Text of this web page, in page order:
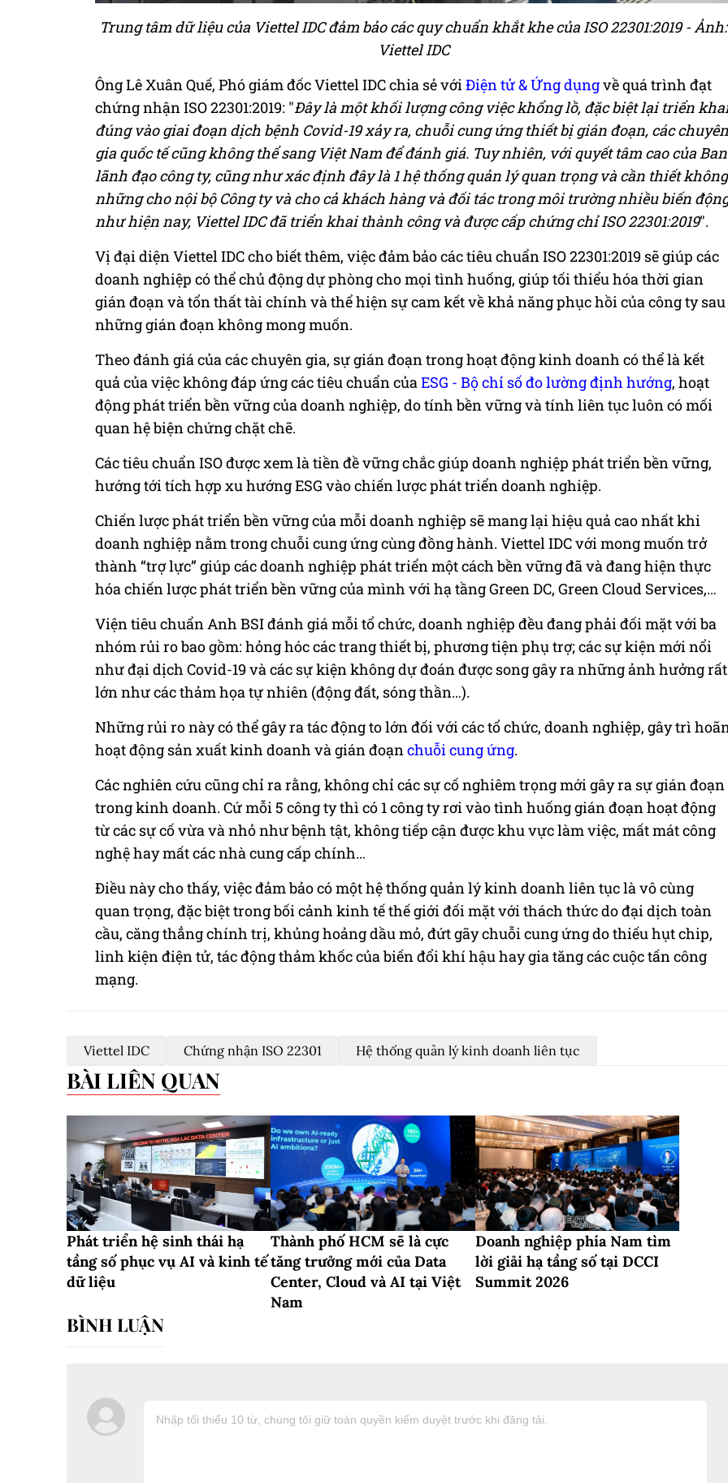
Trung tâm dữ liệu của Viettel IDC đảm bảo các quy chuẩn khắt khe của ISO 22301:2019 - Ảnh:
Viettel IDC
Ông Lê Xuân Quế, Phó giám đốc Viettel IDC chia sẻ vớiĐiện tử & Ứng dụngvề quá trình đạt
chứng nhận ISO 22301:2019: "Đây là một khối lượng công việc khổng lồ, đặc biệt lại triển
đúng vào giai đoạn dịch bệnh Covid-19 xảy ra, chuỗi cung ứng thiết bị gián đoạn, các chuyên
gia quốc tế cũng không thể sang Việt Nam để đánh giá. Tuy nhiên, với quyết tâm cao của Ban
lãnh đạo công ty, cũng như xác định đây là 1 hệ thống quản lý quan trọng và cần thiết không
những cho nội bộ Công ty và cho cả khách hàng và đối tác trong môi trường nhiều biến
như hiện nay, Viettel IDC đã triển khai thành công và được cấp chứng chỉ ISO 22301:2019".
Vị đại diện Viettel IDC cho biết thêm, việc đảm bảo các tiêu chuẩn ISO 22301:2019 sẽ giúp các
doanh nghiệp có thể chủ động dự phòng cho mọi tình huống, giúp tối thiểu hóa thời gian
gián đoạn và tổn thất tài chính và thể hiện sự cam kết về khả năng phục hồi của công ty sau
những gián đoạn không mong muốn.
Theo đánh giá của các chuyên gia, sự gián đoạn trong hoạt động kinh doanh có thể là kết
quả của việc không đáp ứng các tiêu chuẩn củaESG - Bộ chỉ số đo lường định hướng, hoạt
động phát triển bền vững của doanh nghiệp, do tính bền vững và tính liên tục luôn có mối
quan hệ biện chứng chặt chẽ.
Các tiêu chuẩn ISO được xem là tiền đề vững chắc giúp doanh nghiệp phát triển bền vững,
hướng tới tích hợp xu hướng ESG vào chiến lược phát triển doanh nghiệp.
Chiến lược phát triển bền vững của mỗi doanh nghiệp sẽ mang lại hiệu quả cao nhất khi
doanh nghiệp nằm trong chuỗi cung ứng cùng đồng hành. Viettel IDC với mong muốn trở
thành “trợ lực” giúp các doanh nghiệp phát triển một cách bền vững đã và đang hiện thực
hóa chiến lược phát triển bền vững của mình với hạ tầng Green DC, Green Cloud Services,…
Viện tiêu chuẩn Anh BSI đánh giá mỗi tổ chức, doanh nghiệp đều đang phải đối mặt với ba
nhóm rủi ro bao gồm: hỏng hóc các trang thiết bị, phương tiện phụ trợ; các sự kiện mới nổi
như đại dịch Covid-19 và các sự kiện không dự đoán được song gây ra những ảnh hưởng rất
lớn như các thảm họa tự nhiên (động đất, sóng thần…).
Những rủi ro này có thể gây ra tác động to lớn đối với các tổ chức, doanh nghiệp, gây trì
hoạt động sản xuất kinh doanh và gián đoạnchuỗi cung ứng.
Các nghiên cứu cũng chỉ ra rằng, không chỉ các sự cố nghiêm trọng mới gây ra sự gián đoạn
trong kinh doanh. Cứ mỗi 5 công ty thì có 1 công ty rơi vào tình huống gián đoạn hoạt động
từ các sự cố vừa và nhỏ như bệnh tật, không tiếp cận được khu vực làm việc, mất mát công
nghệ hay mất các nhà cung cấp chính…
Điều này cho thấy, việc đảm bảo có một hệ thống quản lý kinh doanh liên tục là vô cùng
quan trọng, đặc biệt trong bối cảnh kinh tế thế giới đối mặt với thách thức do đại dịch toàn
cầu, căng thẳng chính trị, khủng hoảng dầu mỏ, đứt gãy chuỗi cung ứng do thiếu hụt chip,
linh kiện điện tử, tác động thảm khốc của biến đổi khí hậu hay gia tăng các cuộc tấn công
mạng.
Viettel IDC Chứng nhận ISO 22301 Hệ thống quản lý kinh doanh liên tục
BÀI LIÊN QUAN
Phát triển hệ sinh thái hạ
tầng số phục vụ AI và kinh tế
dữ liệu
Thành phố HCM sẽ là cực
tăng trưởng mới của Data
Center, Cloud và AI tại Việt
Nam
Doanh nghiệp phía Nam tìm
lời giải hạ tầng số tại DCCI
Summit 2026